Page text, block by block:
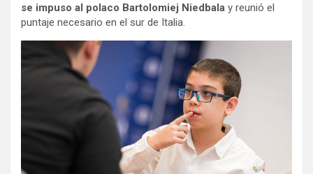
se impuso al polaco Bartolomiej Niedbala y reunió el
puntaje necesario en el sur de Italia.